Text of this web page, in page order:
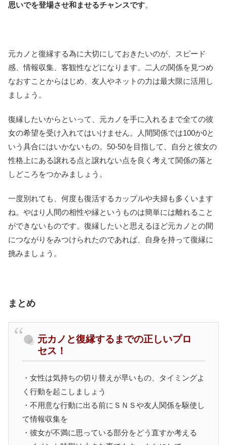
思いでを登場させ和ませるチャンスです。
元カノと復縁する為に大切にしておきたいのが、スピード
感、情報収集、客観性などになります。二人の関係を見つめ
なおすことからはじめ、友人やネットの力は最大限に活用し
ましょう。
復縁したいからといって、元カノを手に入れるまで全ての彼
女の希望を受け入れてはいけません。人間関係では100か0と
いう具合にはいかないもの。50-50を目指して、自分と彼女の
性格上にある譲れる点と譲れない点を良く考えて関係の落と
しどころをつかみましょう。
一度別れても、何度も復活するカップルや夫婦も多くいます
ね。やはり人間の相性や縁というものは簡単には離れること
ができないものです。復縁したいと思えるほど元カノとの間
につながりをみつけられたのであれば、自身を持って復縁に
挑みましょう。
まとめ
元カノと復縁するまでの正しいプロ
セス！
・女性は気持ちの切り替えが早いもの、タイミングよ
く行動を起こしましょう
・不用意な行動に出る前にＳＮＳや友人関係を駆使し
て情報収集を
・彼女が不満に思っている部分をどう直すか考える